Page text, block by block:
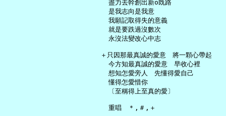
     盡力去幹創出新o既路
     是我志向是我意
     我願記取得失的意義
     就是要跌過沒數次
     永沒法變改心中志
   ＋只因那最真誠的愛意　將一顆心帶起
     今方知最真誠的愛意　早收心裡
     想知怎愛旁人　先懂得愛自己
     懂得怎愛惜你
     〔至稱得上至真的愛〕
     重唱　＊,＃,＋